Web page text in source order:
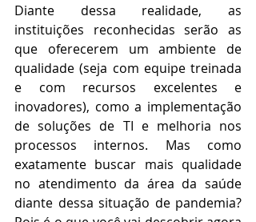
Diante dessa realidade, as
instituições reconhecidas serão as
que oferecerem um ambiente de
qualidade (seja com equipe treinada
e com recursos excelentes e
inovadores), como a implementação
de soluções de TI e melhoria nos
processos internos. Mas como
exatamente buscar mais qualidade
no atendimento da área da saúde
diante dessa situação de pandemia?